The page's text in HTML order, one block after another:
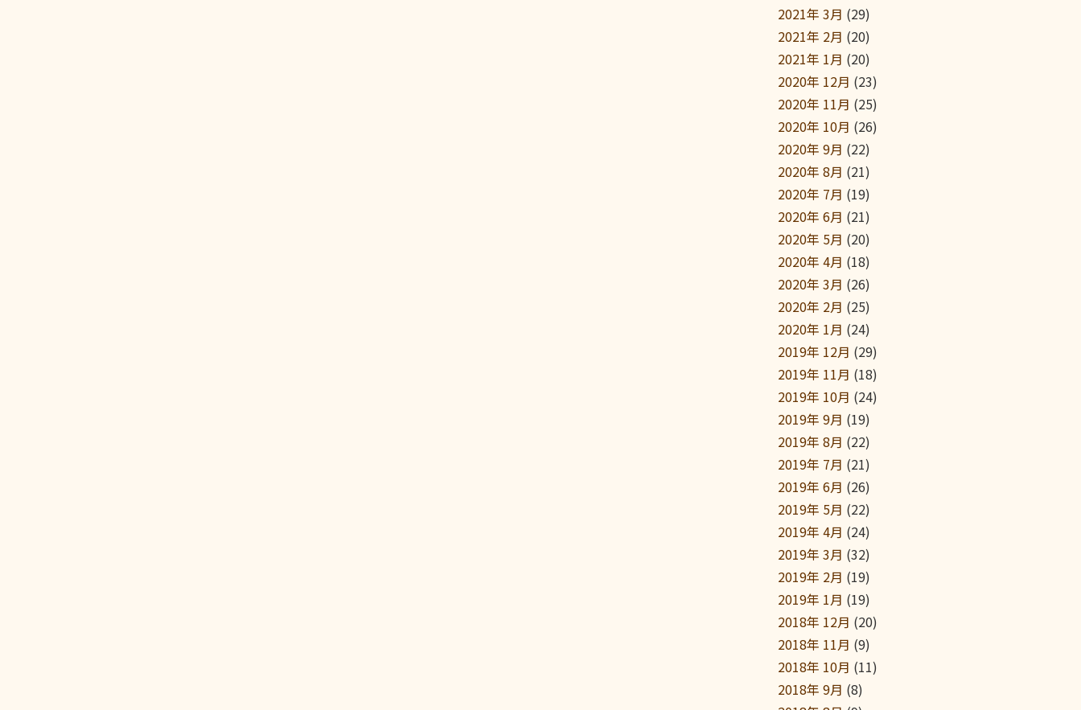
2021年 3月 (29)
2021年 2月 (20)
2021年 1月 (20)
2020年 12月 (23)
2020年 11月 (25)
2020年 10月 (26)
2020年 9月 (22)
2020年 8月 (21)
2020年 7月 (19)
2020年 6月 (21)
2020年 5月 (20)
2020年 4月 (18)
2020年 3月 (26)
2020年 2月 (25)
2020年 1月 (24)
2019年 12月 (29)
2019年 11月 (18)
2019年 10月 (24)
2019年 9月 (19)
2019年 8月 (22)
2019年 7月 (21)
2019年 6月 (26)
2019年 5月 (22)
2019年 4月 (24)
2019年 3月 (32)
2019年 2月 (19)
2019年 1月 (19)
2018年 12月 (20)
2018年 11月 (9)
2018年 10月 (11)
2018年 9月 (8)